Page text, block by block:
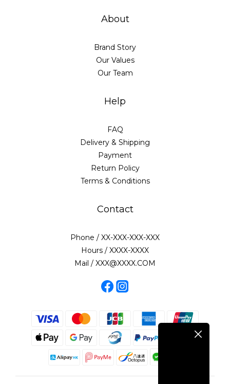
About
Brand Story
Our Values
Our Team
Help
FAQ
Delivery & Shipping
Payment
Return Policy
Terms & Conditions
Contact
Phone / XX-XXX-XXX-XXX
Hours / XXXX-XXXX
Mail / XXX@XXXX.COM